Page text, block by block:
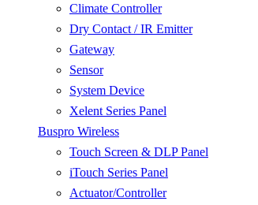
Climate Controller
Dry Contact / IR Emitter
Gateway
Sensor
System Device
Xelent Series Panel
Buspro Wireless
Touch Screen & DLP Panel
iTouch Series Panel
Actuator/Controller